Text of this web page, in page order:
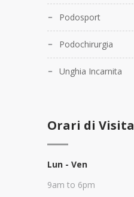
Podosport
Podochirurgia
Unghia Incarnita
Orari di Visita
Lun - Ven
9am to 6pm